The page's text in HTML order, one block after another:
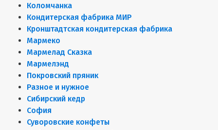
Коломчанка
Кондитерская фабрика МИР
Кронштадтская кондитерская фабрика
Мармеко
Мармелад Сказка
Мармелэнд
Покровский пряник
Разное и нужное
Сибирский кедр
София
Суворовские конфеты